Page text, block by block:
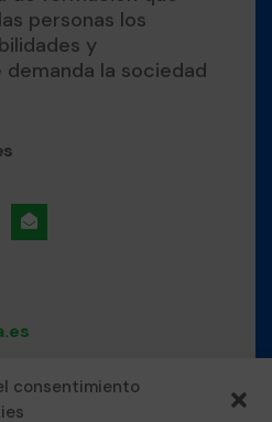
consentimiento
personas los
y
la sociedad
